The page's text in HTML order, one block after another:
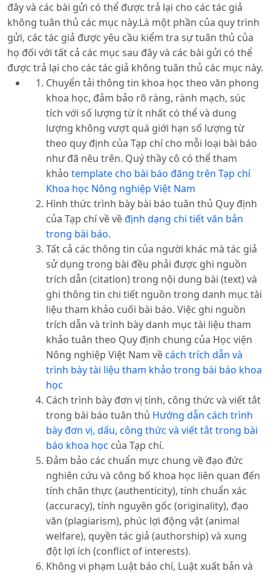
đây và các bài gửi có thể được trả lại cho các tác giả
không tuân thủ các mục này.Là một phần của quy trình
gửi, các tác giả được yêu cầu kiểm tra sự tuân thủ của
họ đối với tất cả các mục sau đây và các bài gửi có thể
được trả lại cho các tác giả không tuân thủ các mục này.
Chuyển tải thông tin khoa học theo văn phong
khoa học, đảm bảo rõ ràng, rành mạch, súc
tích với số lượng từ ít nhất có thể và dung
lượng không vượt quá giới hạn số lượng từ
theo quy định của Tạp chí cho mỗi loại bài báo
như đã nêu trên. Quý thầy cô có thể tham
khảo template cho bài báo đăng trên Tạp chí
Khoa học Nông nghiệp Việt Nam
Hình thức trình bày bài báo tuân thủ Quy định
của Tạp chí về vềđịnh dạng chi tiết văn bản
trong bài báo.
Tất cả các thông tin của người khác mà tác giả
sử dụng trong bài đều phải được ghi nguồn
trích dẫn (citation) trong nội dung bài (text) và
ghi thông tin chi tiết nguồn trong danh mục tài
liệu tham khảo cuối bài báo. Việc ghi nguồn
trích dẫn và trình bày danh mục tài liệu tham
khảo tuân theo Quy định chung của Học viện
Nông nghiệp Việt Nam vềcách trích dẫn và
trình bày tài liệu tham khảo trong bài báo khoa
học
Cách trình bày đơn vị tính, công thức và viết tắt
trong bài báo tuân thủ Hướng dẫn cách trình
bày đơn vị, dấu, công thức và viết tắt trong bài
báo khoa học của Tạp chí.
Đảm bảo các chuẩn mực chung về đạo đức
nghiên cứu và công bố khoa học liên quan đến
tính chân thực (authenticity), tính chuẩn xác
(accuracy), tính nguyên gốc (originality), đạo
văn (plagiarism), phúc lợi động vật (animal
welfare), quyền tác giả (authorship) và xung
đột lợi ích (conflict of interests).
Không vi phạm Luật báo chí, Luật xuất bản và